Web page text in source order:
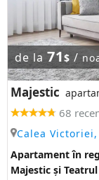
de la 71$ /
Majestic
68
Calea
Apartament în
Majestic și